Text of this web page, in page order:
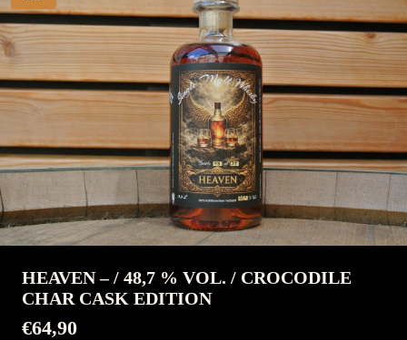
HEAVEN – / 48,7 % VOL. / CROCODILE
CHAR CASK EDITION
€64,90